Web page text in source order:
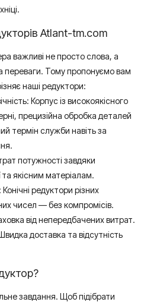
Atlant-tm.com
важливі не просто слова, а
переваги. Тому пропонуємо вам
наші редуктори:
Корпус із високоякісного
прецизійна обробка деталей
термін служби навіть за
потужності завдяки
та якісним матеріалам.
редуктори різних
чисел — без компромісів.
від непередбачених витрат.
доставка та відсутність
завдання. Щоб підібрати